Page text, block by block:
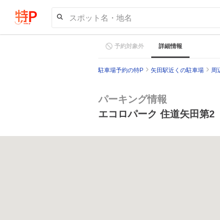
スポット名・地名
予約対象外 詳細情報
駐車場予約の特P 矢田駅近くの駐車場 周
パーキング情報
エコロパーク 住道矢田第2